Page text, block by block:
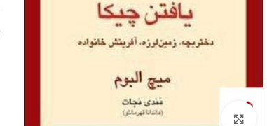
Click to enlarge